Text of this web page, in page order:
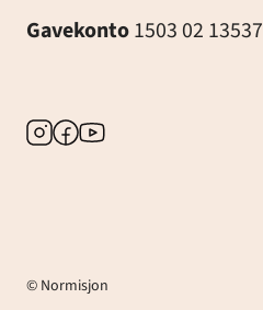
Gavekonto1503 02 13537
Instagram
Facebook
Youtube
© Normisjon